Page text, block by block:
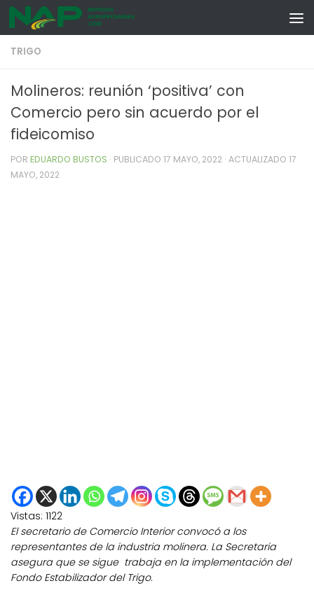
Skip to content
TRIGO
Molineros: reunión ‘positiva’ con
Comercio pero sin acuerdo por el
fideicomiso
POR EDUARDO BUSTOS · PUBLICADO 17 MAYO, 2022 · ACTUALIZADO 17
MAYO, 2022
Vistas: 1122
El secretario de Comercio Interior convocó a los
representantes de la industria molinera. La Secretaria
asegura que se sigue trabaja en la implementación del
Fondo Estabilizador del Trigo.